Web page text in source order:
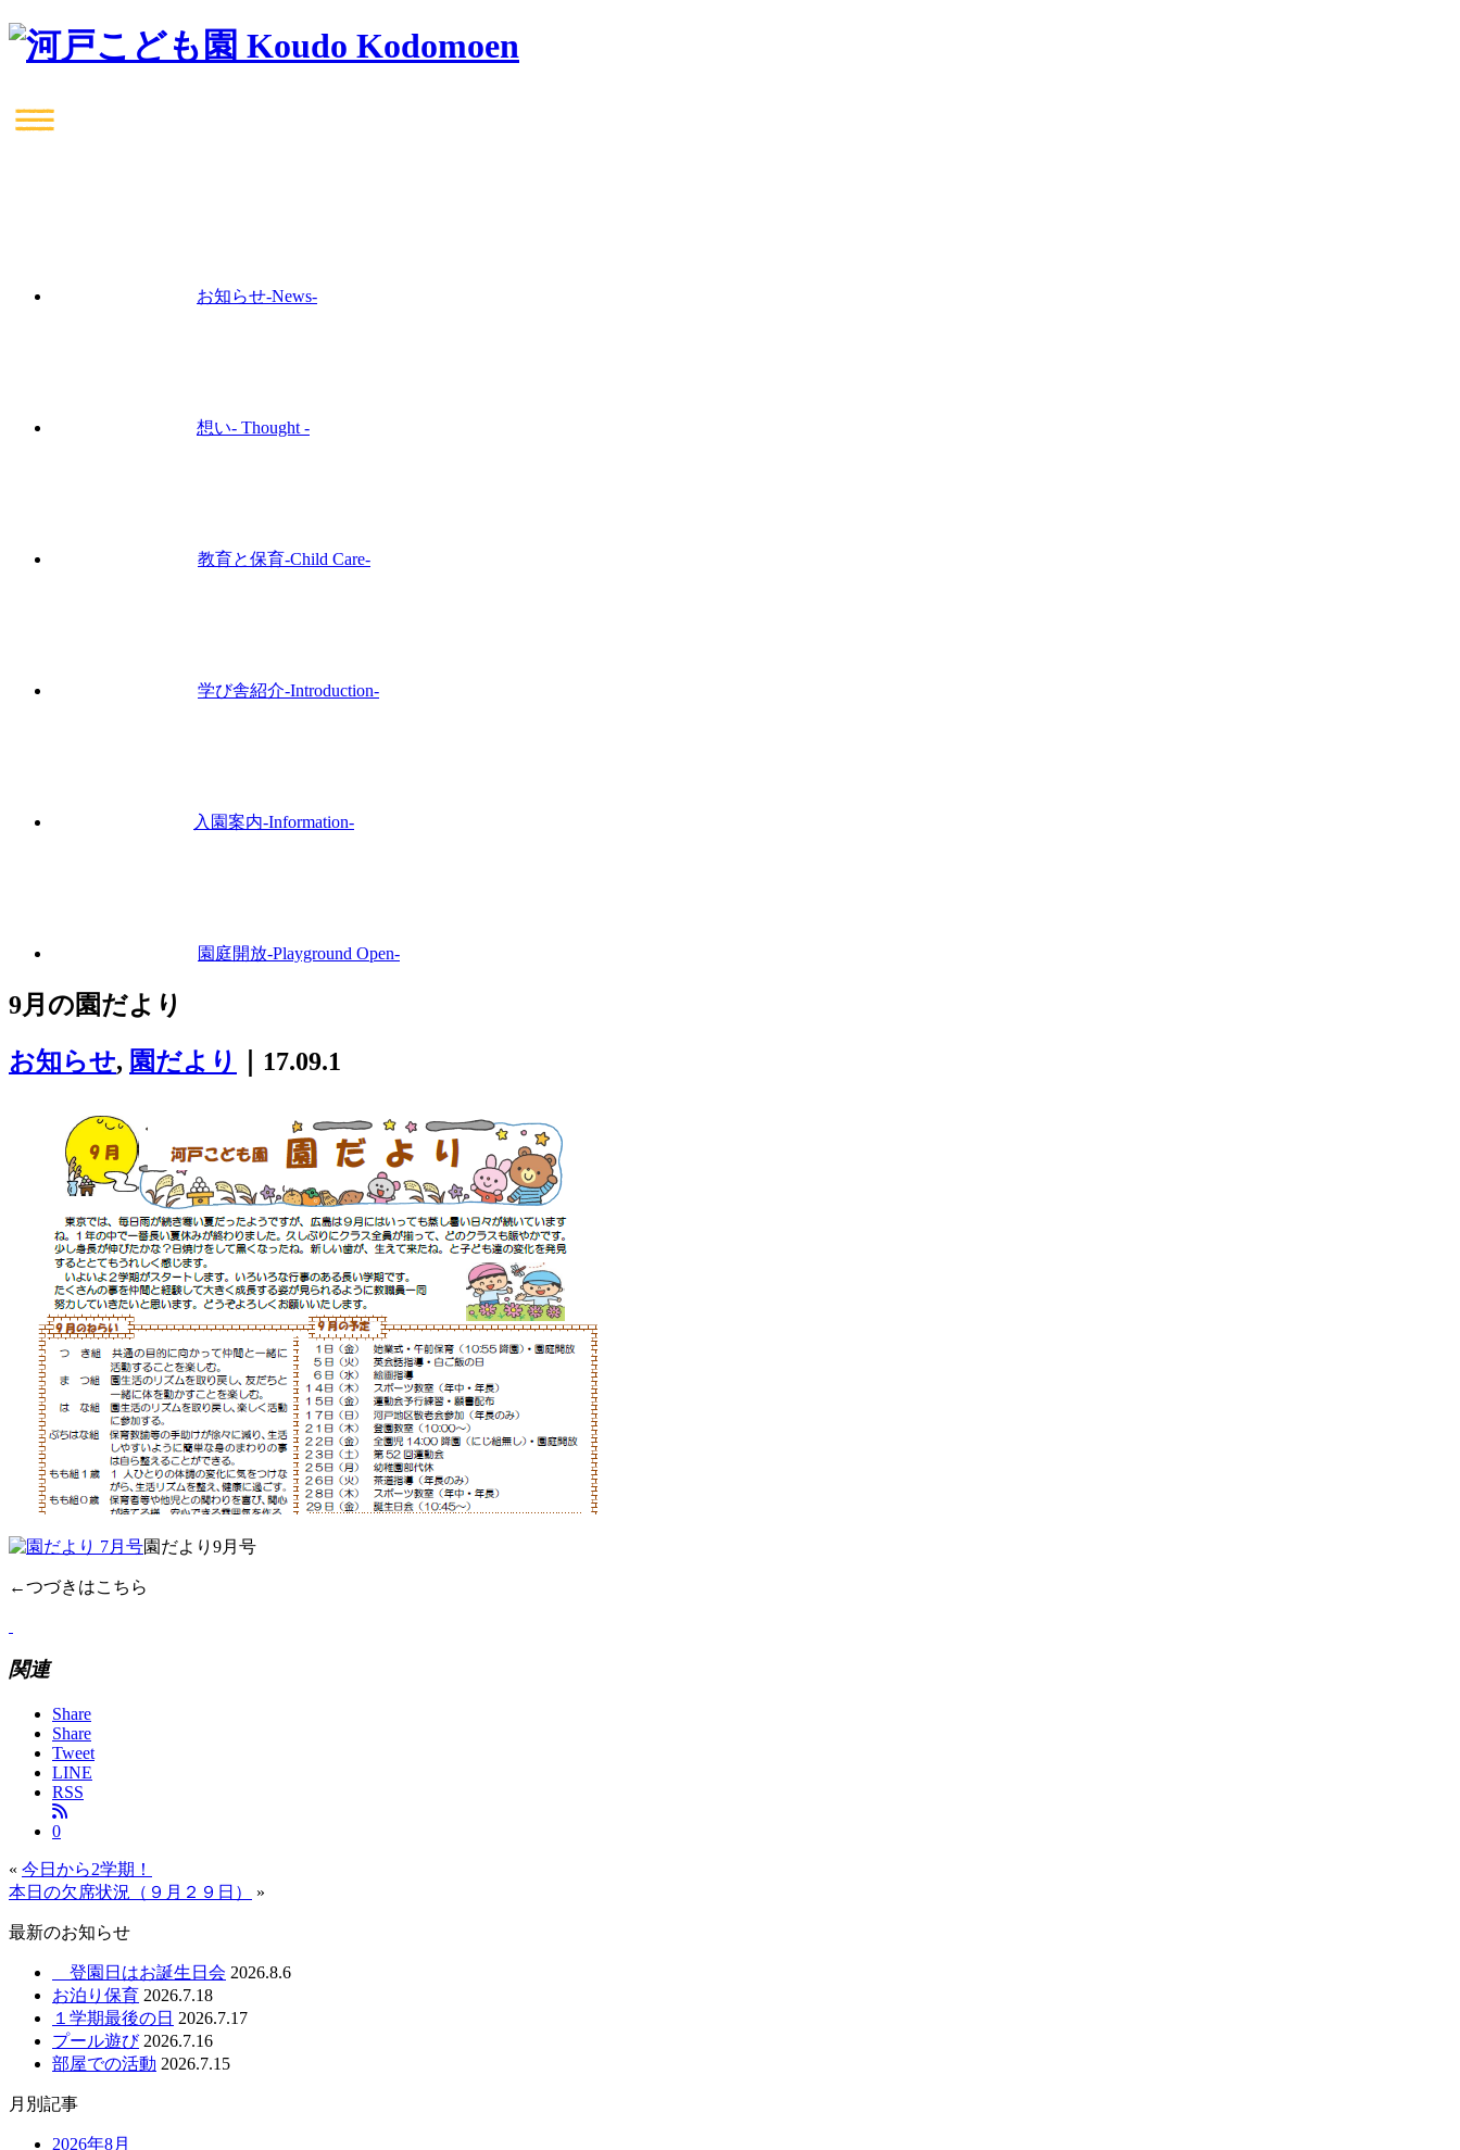
お知らせ-News-
想い- Thought -
教育と保育-Child Care-
学び舎紹介-Introduction-
入園案内-Information-
園庭開放-Playground Open-
9月の園だより
お知らせ, 園だより ｜17.09.1
園だより9月号
←つづきはこちら
関連
Share
Share
Tweet
LINE
RSS
0
« 今日から2学期！
本日の欠席状況（９月２９日）
»
最新のお知らせ
登園日はお誕生日会 2026.8.6
お泊り保育 2026.7.18
１学期最後の日 2026.7.17
プール遊び 2026.7.16
部屋での活動 2026.7.15
月別記事
2026年8月